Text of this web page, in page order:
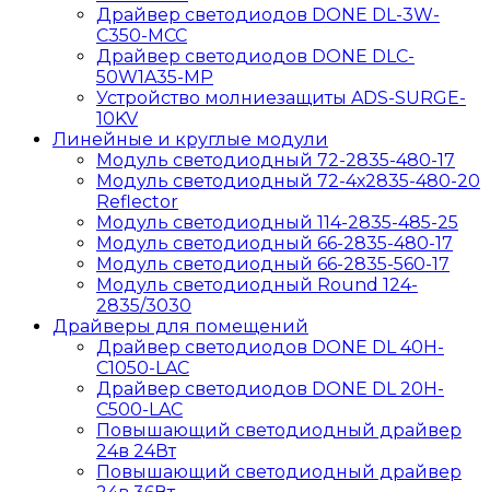
Драйвер светодиодов DONE DL-3W-
C350-MCC
Драйвер светодиодов DONE DLC-
50W1A35-MP
Устройство молниезащиты ADS-SURGE-
10KV
Линейные и круглые модули
Модуль светодиодный 72-2835-480-17
Модуль светодиодный 72-4х2835-480-20
Reflector
Модуль светодиодный 114-2835-485-25
Модуль светодиодный 66-2835-480-17
Модуль светодиодный 66-2835-560-17
Модуль светодиодный Round 124-
2835/3030
Драйверы для помещений
Драйвер светодиодов DONE DL 40H-
C1050-LAC
Драйвер светодиодов DONE DL 20H-
C500-LAC
Повышающий светодиодный драйвер
24в 24Вт
Повышающий светодиодный драйвер